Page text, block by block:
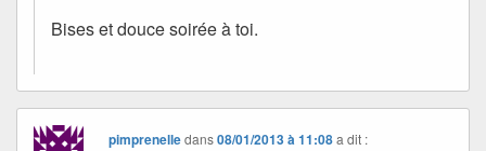
Bises et douce soirée à toi.
pimprenelledans08/01/2013 à 11:08 a dit :